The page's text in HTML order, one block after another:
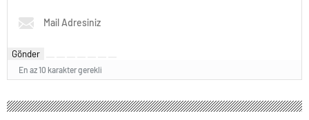
Gönder
En az 10 karakter gerekli